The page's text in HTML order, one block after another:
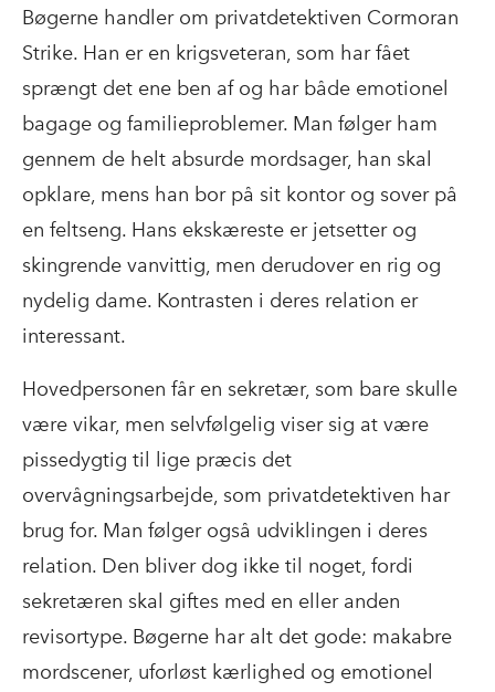
Bøgerne handler om privatdetektiven Cormoran
Strike. Han er en krigsveteran, som har fået
sprængt det ene ben af og har både emotionel
bagage og familieproblemer. Man følger ham
gennem de helt absurde mordsager, han skal
opklare, mens han bor på sit kontor og sover på
en feltseng. Hans ekskæreste er jetsetter og
skingrende vanvittig, men derudover en rig og
nydelig dame. Kontrasten i deres relation er
interessant.
Hovedpersonen får en sekretær, som bare skulle
være vikar, men selvfølgelig viser sig at være
pissedygtig til lige præcis det
overvågningsarbejde, som privatdetektiven har
brug for. Man følger også udviklingen i deres
relation. Den bliver dog ikke til noget, fordi
sekretæren skal giftes med en eller anden
revisortype. Bøgerne har alt det gode: makabre
mordscener, uforløst kærlighed og emotionel